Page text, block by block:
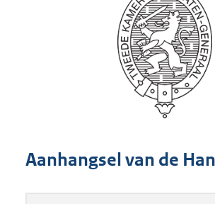
Aanhangsel van de